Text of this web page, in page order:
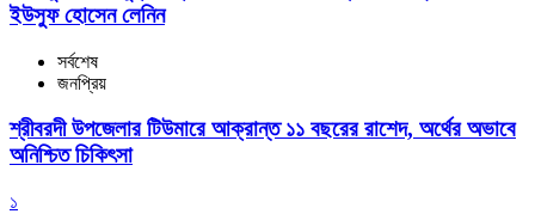
ইউসুফ হোসেন লেনিন
সর্বশেষ
জনপ্রিয়
শ্রীবরদী উপজেলার টিউমারে আক্রান্ত ১১ বছরের রাশেদ, অর্থের অভাবে
অনিশ্চিত চিকিৎসা
১